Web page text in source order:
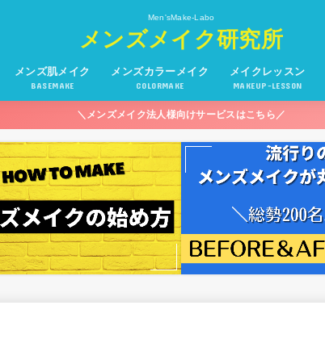
Men'sMake-Labo
メンズメイク研究所
メンズ肌メイク
BASEMAKE
メンズカラーメイク
COLORMAKE
メイクレッスン
MAKEUP-LESSON
＼メンズメイク法人様向けサービスはこちら／